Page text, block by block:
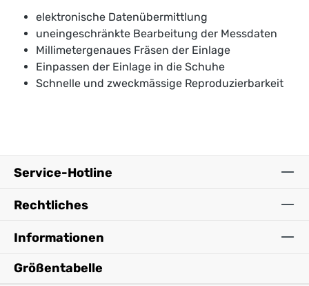
elektronische Datenübermittlung
uneingeschränkte Bearbeitung der Messdaten
Millimetergenaues Fräsen der Einlage
Einpassen der Einlage in die Schuhe
Schnelle und zweckmässige Reproduzierbarkeit
Service-Hotline
Rechtliches
Informationen
Größentabelle